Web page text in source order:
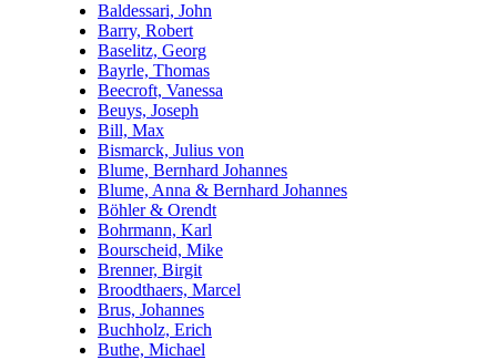
Baldessari, John
Barry, Robert
Baselitz, Georg
Bayrle, Thomas
Beecroft, Vanessa
Beuys, Joseph
Bill, Max
Bismarck, Julius von
Blume, Bernhard Johannes
Blume, Anna & Bernhard Johannes
Böhler & Orendt
Bohrmann, Karl
Bourscheid, Mike
Brenner, Birgit
Broodthaers, Marcel
Brus, Johannes
Buchholz, Erich
Buthe, Michael